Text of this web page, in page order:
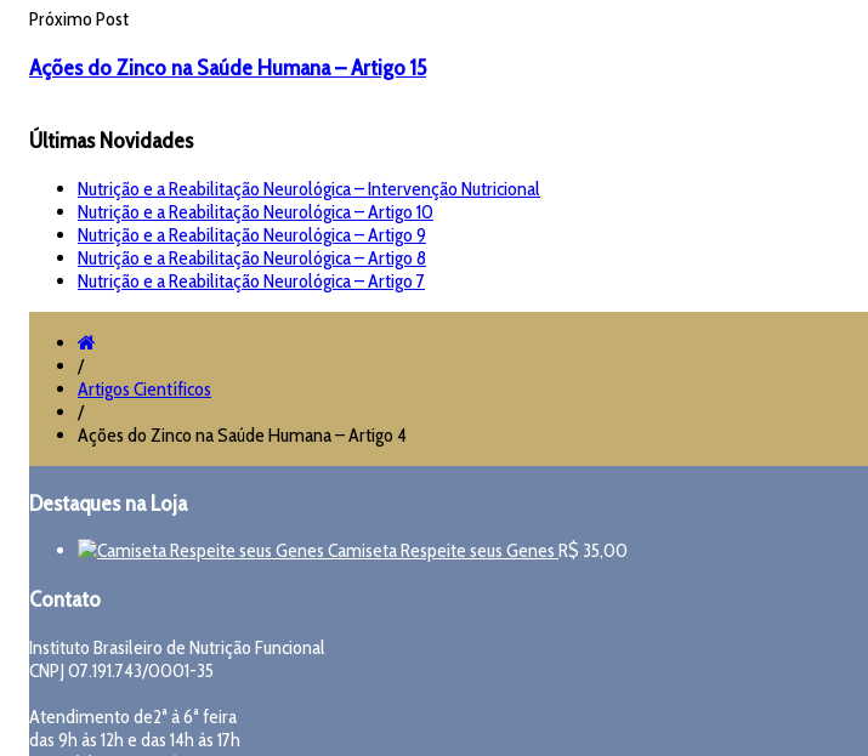
Próximo Post
Ações do Zinco na Saúde Humana – Artigo 15
Últimas Novidades
Nutrição e a Reabilitação Neurológica – Intervenção Nutricional
Nutrição e a Reabilitação Neurológica – Artigo 10
Nutrição e a Reabilitação Neurológica – Artigo 9
Nutrição e a Reabilitação Neurológica – Artigo 8
Nutrição e a Reabilitação Neurológica – Artigo 7
/
Artigos Científicos
/
Ações do Zinco na Saúde Humana – Artigo 4
Destaques na Loja
Camiseta Respeite seus Genes R$ 35,00
Contato
Instituto Brasileiro de Nutrição Funcional
CNPJ 07.191.743/0001-35
Atendimento de2ª à 6ª feira
das 9h às 12h e das 14h às 17h